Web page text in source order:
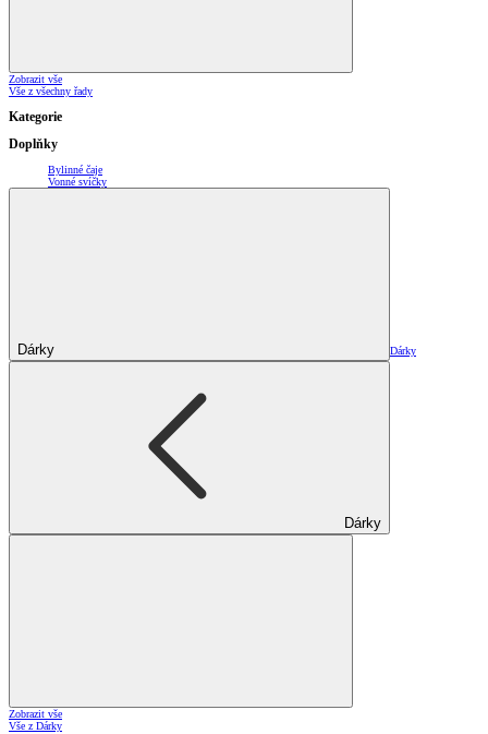
Zobrazit vše
Vše z všechny řady
Kategorie
Doplňky
Bylinné čaje
Vonné svíčky
Dárky Dárky
Dárky
Zobrazit vše
Vše z Dárky